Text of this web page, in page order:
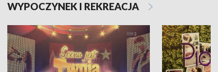
WYPOCZYNEK I REKREACJA